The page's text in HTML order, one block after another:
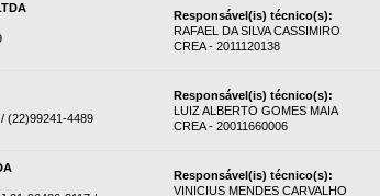
Responsável(is) técnico(s):
RAFAEL DA SILVA CASSIMIRO
CREA - 2011120138
(22)99241-4489
Responsável(is) técnico(s):
LUIZ ALBERTO GOMES MAIA
CREA - 20011660006
Responsável(is) técnico(s):
VINICIUS MENDES CARVALHO